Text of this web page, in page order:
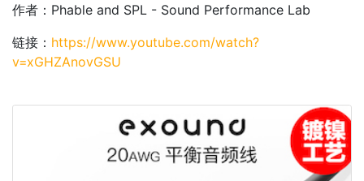
作者：Phable and SPL - Sound Performance Lab
链接： https://www.youtube.com/watch?
v=xGHZAnovGSU